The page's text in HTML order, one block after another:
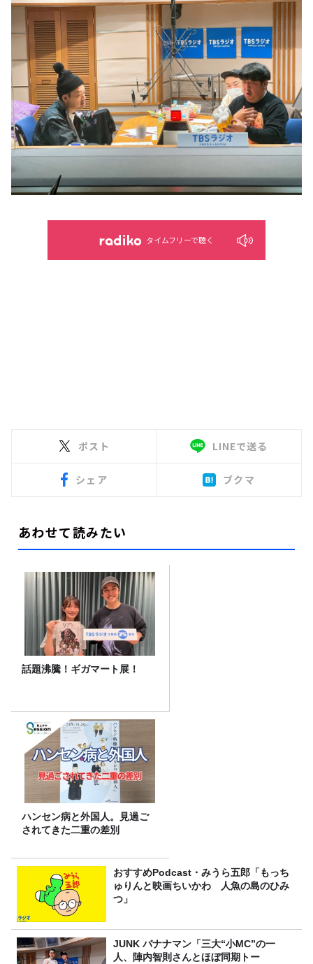
タイムフリーで聴く
ポスト LINEで送る
シェア ブクマ
あわせて読みたい
話題沸騰！ギガマート展！
ハンセン病と外国人。見過ご
されてきた二重の差別
おすすめPodcast・みうら五郎「もっち
ゅりんと映画ちいかわ 人魚の島のひみ
つ」
JUNK バナナマン「三大“小MC”の一
人、陣内智則さんとほぼ同期トー